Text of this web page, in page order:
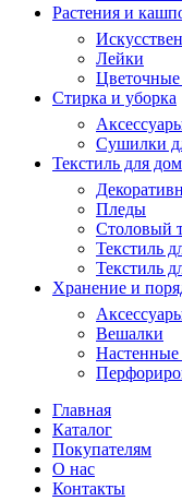
Растения и
Лейки
Стирка и уборка
Сушилки
Текстиль для
Пледы
Столовый
Текстиль
Текстиль
Хранение и
Вешалки
Настенные
Главная
Каталог
Покупателям
О нас
Контакты